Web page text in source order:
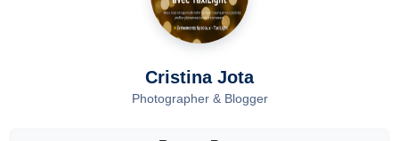
Cristina Jota
Photographer & Blogger